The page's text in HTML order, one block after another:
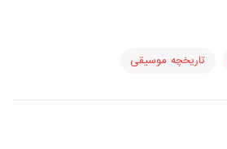
تاریخچه موسیقی